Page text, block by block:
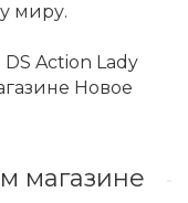
миру.
Action Lady
Новое
магазине